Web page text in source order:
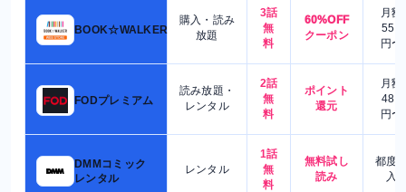
BOOK☆WALKER
購入・読み
放題
3話
無
料
60%OFF
クーポン
月額
550
円〜
FODプレミアム
読み放題・
レンタル
2話
無
料
ポイント
還元
月額
480
円〜
DMMコミック
レンタル
レンタル
1話
無
料
無料試し
読み
都度
入